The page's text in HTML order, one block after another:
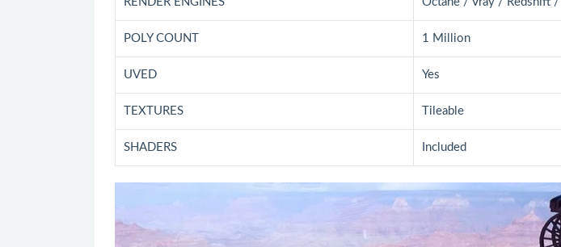
POLY COUNT 1 Million
UVED Yes
TEXTURES Tileable
SHADERS Included